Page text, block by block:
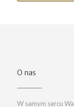
O nas
W samym sercu